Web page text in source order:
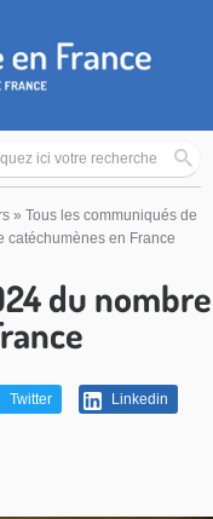
» Tous les communiqués de
catéchumènes en France
du nombre
Twitter Linkedin